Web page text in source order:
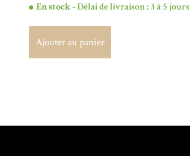
En stock- Délai de livraison : 3 à 5 jours
Ajouter au panier
Ajouter au panier